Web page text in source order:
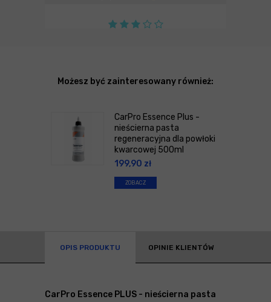
Możesz być zainteresowany również:
CarPro Essence Plus -
nieścierna pasta
regeneracyjna dla powłoki
kwarcowej 500ml
199,90 zł
ZOBACZ
OPIS PRODUKTU OPINIE KLIENTÓW
CarPro Essence PLUS - nieścierna pasta